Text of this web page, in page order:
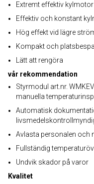
Extremt effektiv kylmotor
Effektiv och konstant
Hög effekt vid lägre
Kompakt och
Lätt att rengöra
vår rekommendation
Styrmodul art.nr.
manuella
Automatisk
Avlasta personalen och
Fullständig
Undvik skador på varor
Kvalitet